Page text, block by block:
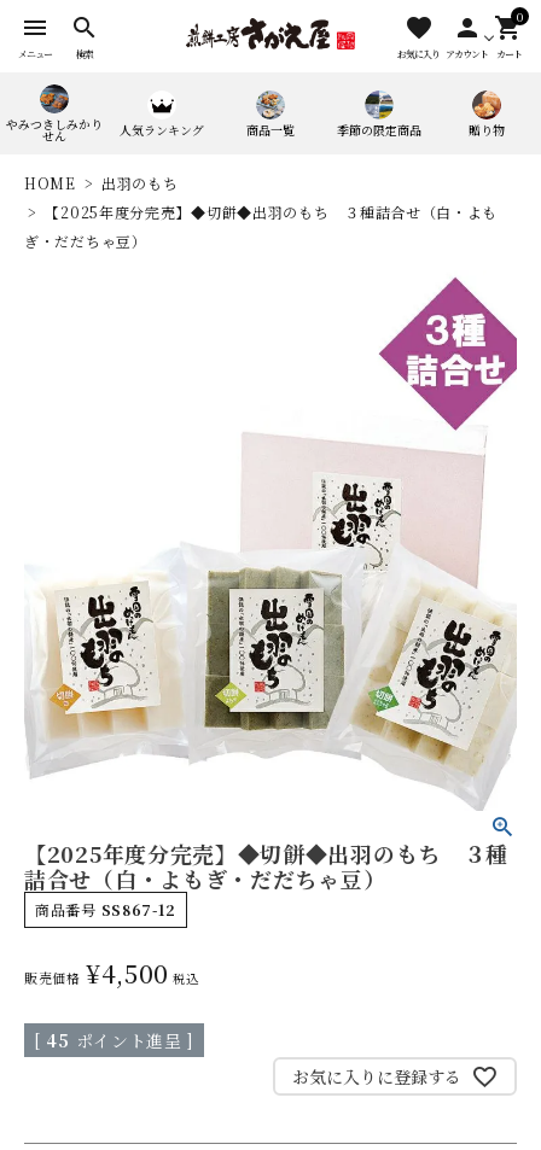
menu
メニュー
search
検索
favorite
お気に入り
person
アカウント
0
shopping_cart
カート
やみつきしみかり
せん 人気ランキング 商品一覧 季節の限定商品 贈り物
やみつきしみかりせん
人気ランキング
商品一覧
季節の限定商品
HOME
出羽のもち
【2025年度分完売】◆切餅◆出羽のもち ３種詰合せ（白・よも
ぎ・だだちゃ豆）
【2025年度分完売】◆切餅◆出羽のもち ３種
詰合せ（白・よもぎ・だだちゃ豆）
商品番号 SS867-12
販売価格 ¥4,500 税込
[ 45 ポイント進呈 ]
お気に入りに登録する